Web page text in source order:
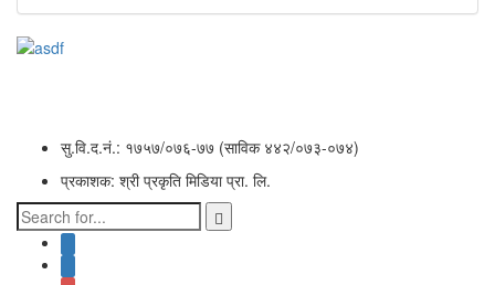
सु.वि.द.नं.: १७५७/०७६-७७ (साविक ४४२/०७३-०७४)
प्रकाशक: श्री प्रकृति मिडिया प्रा. लि.